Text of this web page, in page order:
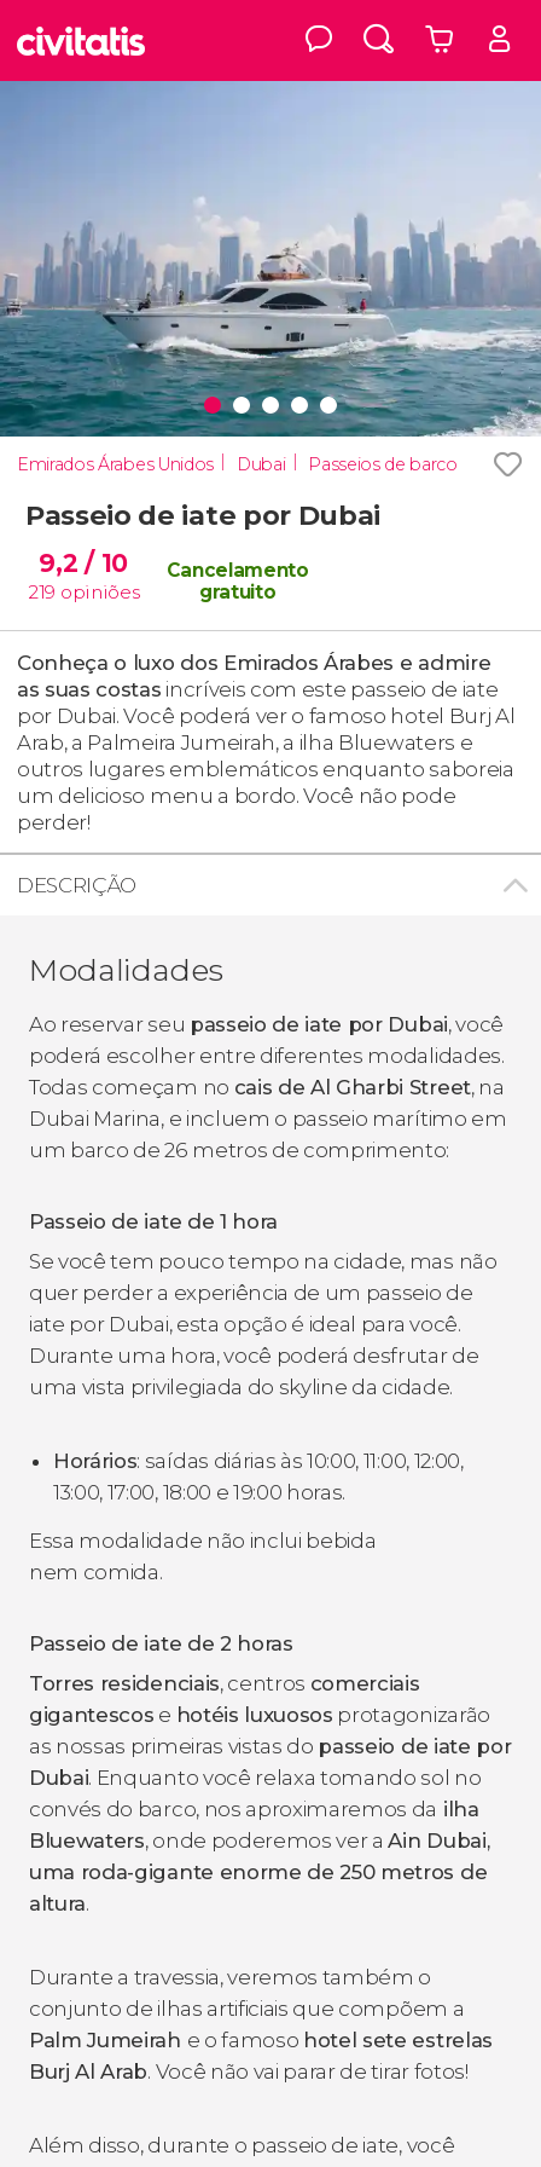
Emirados Árabes Unidos Dubai Passeios de barco
Passeio de iate por Dubai
9,2/ 10
219 opiniões
Cancelamento
gratuito
Conheça o luxo dos Emirados Árabes e admire
as suas costas incríveis com este passeio de iate
por Dubai. Você poderá ver o famoso hotel Burj Al
Arab, a Palmeira Jumeirah, a ilha Bluewaters e
outros lugares emblemáticos enquanto saboreia
um delicioso menu a bordo. Você não pode
perder!
DESCRIÇÃO
Modalidades
Ao reservar seu passeio de iate por Dubai, você
poderá escolher entre diferentes modalidades.
Todas começam no cais de Al Gharbi Street, na
Dubai Marina, e incluem o passeio marítimo em
um barco de 26 metros de comprimento:
Passeio de iate de 1 hora
Se você tem pouco tempo na cidade, mas não
quer perder a experiência de um passeio de
iate por Dubai, esta opção é ideal para você.
Durante uma hora, você poderá desfrutar de
uma vista privilegiada do skyline da cidade.
Horários: saídas diárias às 10:00, 11:00, 12:00,
13:00, 17:00, 18:00 e 19:00 horas.
Essa modalidade não inclui bebida
nem comida.
Passeio de iate de 2 horas
Torres residenciais, centros comerciais
gigantescos e hotéis luxuosos protagonizarão
as nossas primeiras vistas do passeio de iate por
Dubai. Enquanto você relaxa tomando sol no
convés do barco, nos aproximaremos da ilha
Bluewaters, onde poderemos ver aAin Dubai,
uma roda-gigante enorme de 250 metros de
altura.
Durante a travessia, veremos também o
conjunto de ilhas artificiais que compõem a
Palm Jumeirah e o famoso hotel sete estrelas
Burj Al Arab. Você não vai parar de tirar fotos!
Além disso, durante o passeio de iate, você